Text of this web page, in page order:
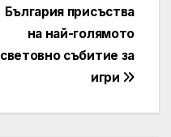
България присъства
на най-голямото
световно събитие за
игри